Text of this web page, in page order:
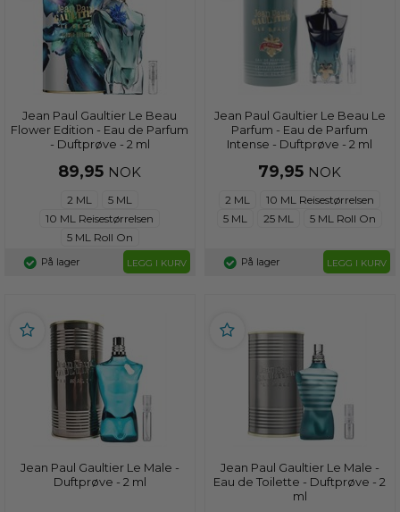
Jean Paul Gaultier Le Beau
Flower Edition - Eau de Parfum
- Duftprøve - 2 ml
89,95 NOK
2 ML
5 ML
10 ML Reisestørrelsen
5 ML Roll On
På lager LEGG I KURV
Jean Paul Gaultier Le Beau Le
Parfum - Eau de Parfum
Intense - Duftprøve - 2 ml
79,95 NOK
2 ML
10 ML Reisestørrelsen
5 ML
25 ML 5 ML Roll On
På lager LEGG I KURV
Jean Paul Gaultier Le Male -
Duftprøve - 2 ml
Jean Paul Gaultier Le Male -
Eau de Toilette - Duftprøve - 2
ml